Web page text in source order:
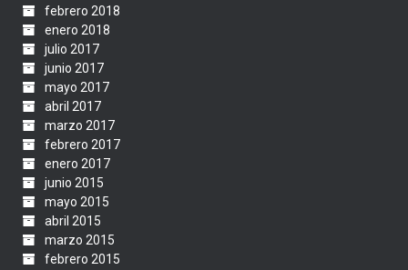
febrero 2018
enero 2018
julio 2017
junio 2017
mayo 2017
abril 2017
marzo 2017
febrero 2017
enero 2017
junio 2015
mayo 2015
abril 2015
marzo 2015
febrero 2015